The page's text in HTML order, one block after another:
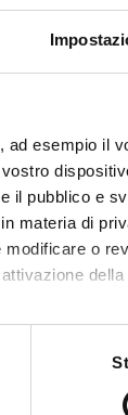
esempio il
il pubblico e
materia di
o
della
e imposta le
per fornire